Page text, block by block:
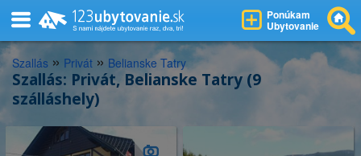
Ponúkam
Ubytovanie
Szallás » Privát » Belianske Tatry
Szallás: Privát, Belianske Tatry (9
szálláshely)